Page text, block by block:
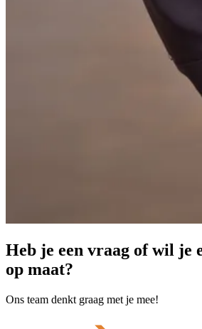
Heb je een vraag of wil je
op maat?
Ons team denkt graag met je mee!